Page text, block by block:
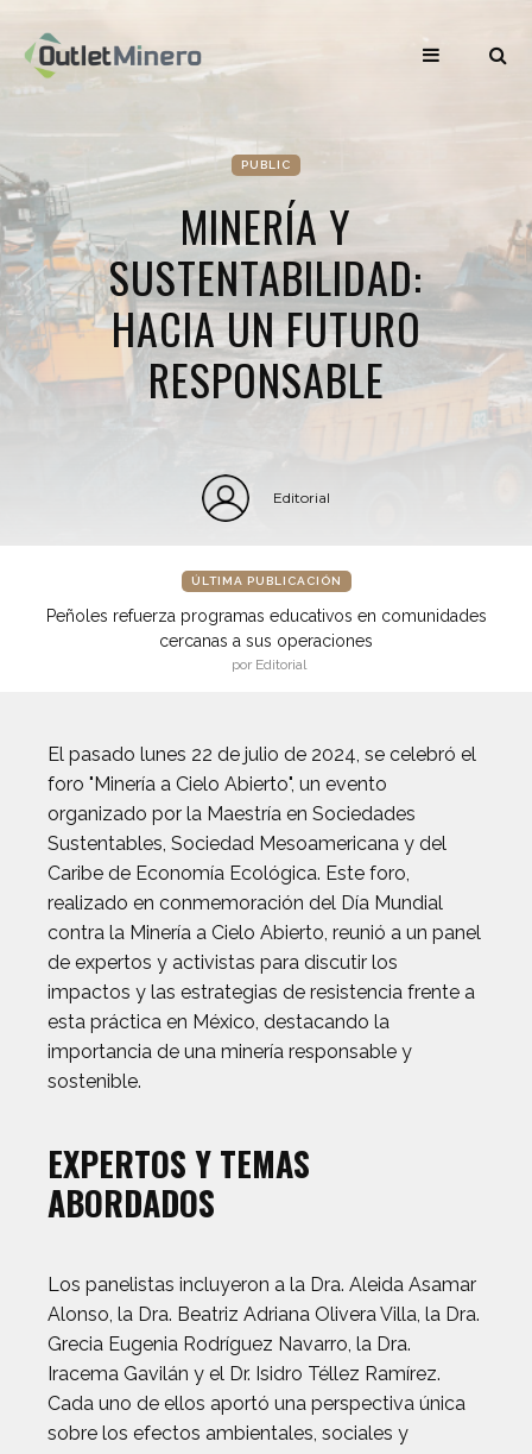
PUBLIC
MINERÍA Y
SUSTENTABILIDAD:
HACIA UN FUTURO
RESPONSABLE
Editorial
ÚLTIMA PUBLICACIÓN
Peñoles refuerza programas educativos en comunidades
cercanas a sus operaciones
por Editorial
El pasado lunes 22 de julio de 2024, se celebró el
foro "Minería a Cielo Abierto", un evento
organizado por la Maestría en Sociedades
Sustentables, Sociedad Mesoamericana y del
Caribe de Economía Ecológica. Este foro,
realizado en conmemoración del Día Mundial
contra la Minería a Cielo Abierto, reunió a un panel
de expertos y activistas para discutir los
impactos y las estrategias de resistencia frente a
esta práctica en México, destacando la
importancia de una minería responsable y
sostenible.
EXPERTOS Y TEMAS
ABORDADOS
Los panelistas incluyeron a la Dra. Aleida Asamar
Alonso, la Dra. Beatriz Adriana Olivera Villa, la Dra.
Grecia Eugenia Rodríguez Navarro, la Dra.
Iracema Gavilán y el Dr. Isidro Téllez Ramírez.
Cada uno de ellos aportó una perspectiva única
sobre los efectos ambientales, sociales y